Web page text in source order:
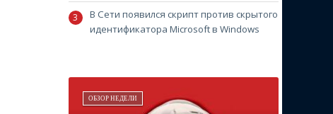
В Сети появился скрипт против скрытого
идентификатора Microsoft в Windows
ОБЗОР НЕДЕЛИ